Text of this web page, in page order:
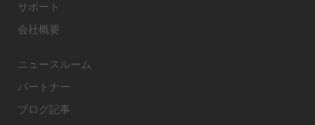
サポート
会社概要
ニュースルーム
パートナー
ブログ記事